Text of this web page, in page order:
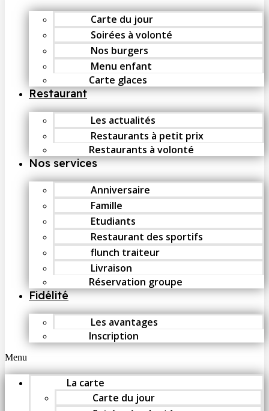
Carte du jour
Soirées à volonté
Nos burgers
Menu enfant
Carte glaces
Restaurant
Les actualités
Restaurants à petit prix
Restaurants à volonté
Nos services
Anniversaire
Famille
Etudiants
Restaurant des sportifs
flunch traiteur
Livraison
Réservation groupe
Fidélité
Les avantages
Inscription
Menu
La carte
Carte du jour